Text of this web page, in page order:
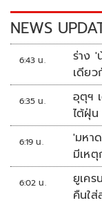
k k
NEWS
6:43 น.
ร่าง 'น้
เดีย
เป็นท
6:35 น.
อุตุฯ
ไต้ฝุ่
6:19 น.
'มหา
มีเห
6:02 น.
ยูเคร
คืนใส่